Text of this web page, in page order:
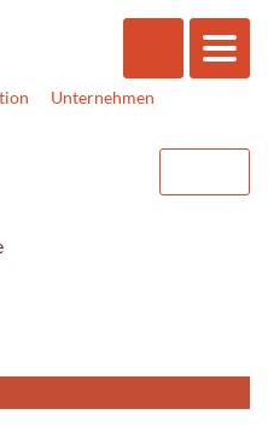
Unternehmen